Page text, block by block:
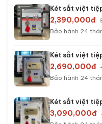
Két sắt việt
2,390,000đ
Bảo hành 24
Két sắt việt
2,690,000đ
Bảo hành 24
Két sắt việt
3,090,000đ